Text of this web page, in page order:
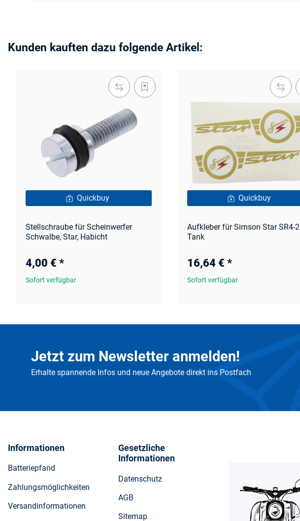
Kunden kauften dazu folgende Artikel:
Quickbuy
Stellschraube für Scheinwerfer
Schwalbe, Star, Habicht
4,00 € *
Sofort verfügbar
Quickbuy
Aufkleber für Simson Star SR4-2
Tank
16,64 € *
Sofort verfügbar
Jetzt zum Newsletter anmelden!
Erhalte spannende Infos und neue Angebote direkt ins Postfach
Informationen
Batteriepfand
Zahlungsmöglichkeiten
Versandinformationen
Gesetzliche
Informationen
Datenschutz
AGB
Sitemap